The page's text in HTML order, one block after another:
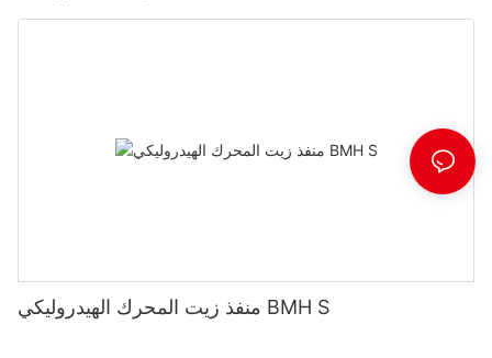
منفذ زيت المحرك الهيدروليكي BMH S